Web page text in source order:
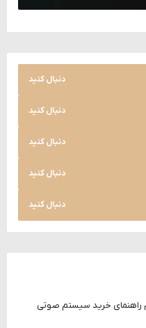
دنبال کنید
دنبال کنید
دنبال کنید
دنبال کنید
دنبال کنید
خرید سیستم صوتی